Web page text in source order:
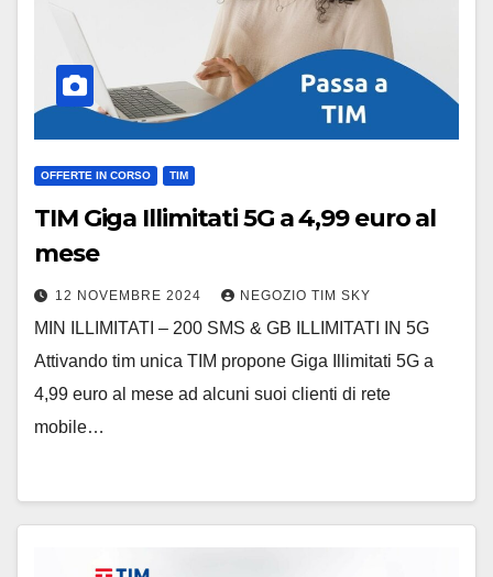
OFFERTE IN CORSO TIM
TIM Giga Illimitati 5G a 4,99 euro al
mese
12 NOVEMBRE 2024 NEGOZIO TIM SKY
MIN ILLIMITATI – 200 SMS & GB ILLIMITATI IN 5G
Attivando tim unica TIM propone Giga Illimitati 5G a
4,99 euro al mese ad alcuni suoi clienti di rete
mobile…